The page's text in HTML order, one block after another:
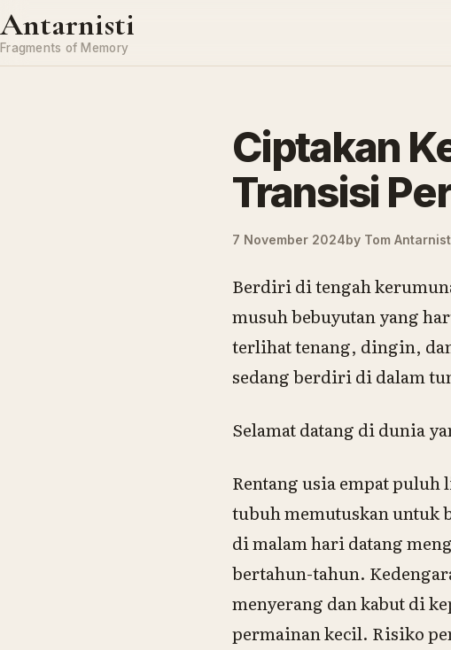
Skip to content
Antarnisti
Fragments of Memory
Ciptakan
Transisi
7 November 2024by Tom
Berdiri di tengah
musuh bebuyutan yang
terlihat tenang, dingin,
sedang berdiri di dalam
Selamat datang di dunia
Rentang usia empat
tubuh memutuskan untuk
di malam hari datang
bertahun-tahun.
menyerang dan kabut di
permainan kecil. Risiko